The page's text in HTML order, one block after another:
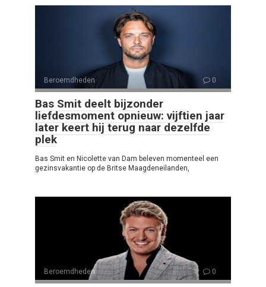
Beroemdheden 0
Bas Smit deelt bijzonder
liefdesmoment opnieuw: vijftien jaar
later keert hij terug naar dezelfde
plek
Bas Smit en Nicolette van Dam beleven momenteel een
gezinsvakantie op de Britse Maagdeneilanden,
Beroemdheden 0